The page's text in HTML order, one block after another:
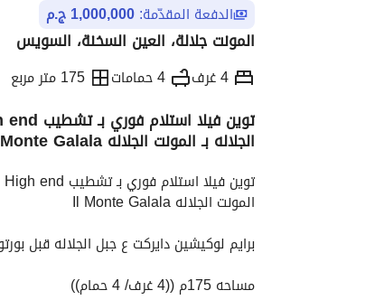
الدفعة المقدّمة: 1,000,000 ج.م
المونت جلالة، العين السخنة، السويس
4 غرف 4 حمامات 175 متر مربع
التفاصيل الاتجاهات والمؤشراتالجلاله بـ المونت الجلاله Il Monte Galala
المونت الجلاله Il Monte Galala
برايم لوكيشين دايركت ع جبل الجلاله قبل
مساحه 175م ((4 غرف/ 4 حمام))